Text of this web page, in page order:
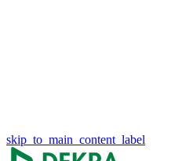
skip_to_main_content_label